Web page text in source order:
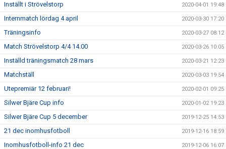
Inställt i Strövelstorp 2020-04-01 19:48
Internmatch lördag 4 april 2020-03-30 17:20
Träningsinfo 2020-03-27 08:12
Match Strövelstorp 4/4 14.00 2020-03-26 10:05
Inställd träningsmatch 28 mars 2020-03-21 12:23
Matchställ 2020-03-03 19:54
Utepremiär 12 februari! 2020-02-01 09:25
Silwer Bjäre Cup info 2020-01-02 19:23
Silwer Bjäre Cup 5 december 2019-12-25 14:53
21 dec inomhusfotboll 2019-12-16 18:59
Inomhusfotboll-info 21 dec 2019-12-06 16:07